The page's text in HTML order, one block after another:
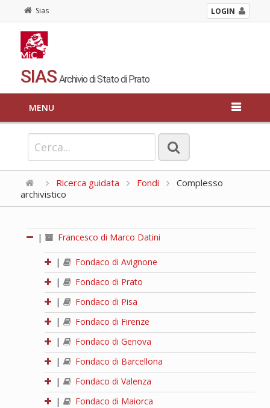
Sias LOGIN
SIAS Archivio di Stato di Prato
MENU
Ricerca guidata Fondi
Complesso
archivistico
| Francesco di Marco Datini
|
Fondaco di Avignone
|
Fondaco di Prato
|
Fondaco di Pisa
|
Fondaco di Firenze
|
Fondaco di Genova
|
Fondaco di Barcellona
|
Fondaco di Valenza
|
Fondaco di Maiorca